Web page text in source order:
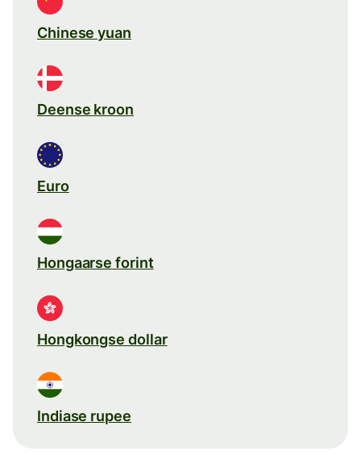
Chinese yuan
Deense kroon
Euro
Hongaarse forint
Hongkongse dollar
Indiase rupee